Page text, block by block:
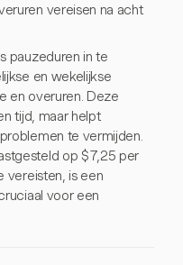
vereisen na acht
pauzeduren in te
en wekelijkse
en overuren. Deze
tijd, maar helpt
te vermijden.
op $7,25 per
vereisten, is een
voor een